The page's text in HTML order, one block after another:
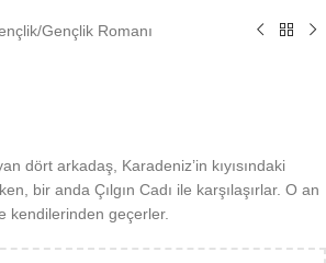
/Gençlik Romanı
dört arkadaş, Karadeniz’in kıyısındaki
bir anda Çılgın Cadı ile karşılaşırlar. O an
kendilerinden geçerler.